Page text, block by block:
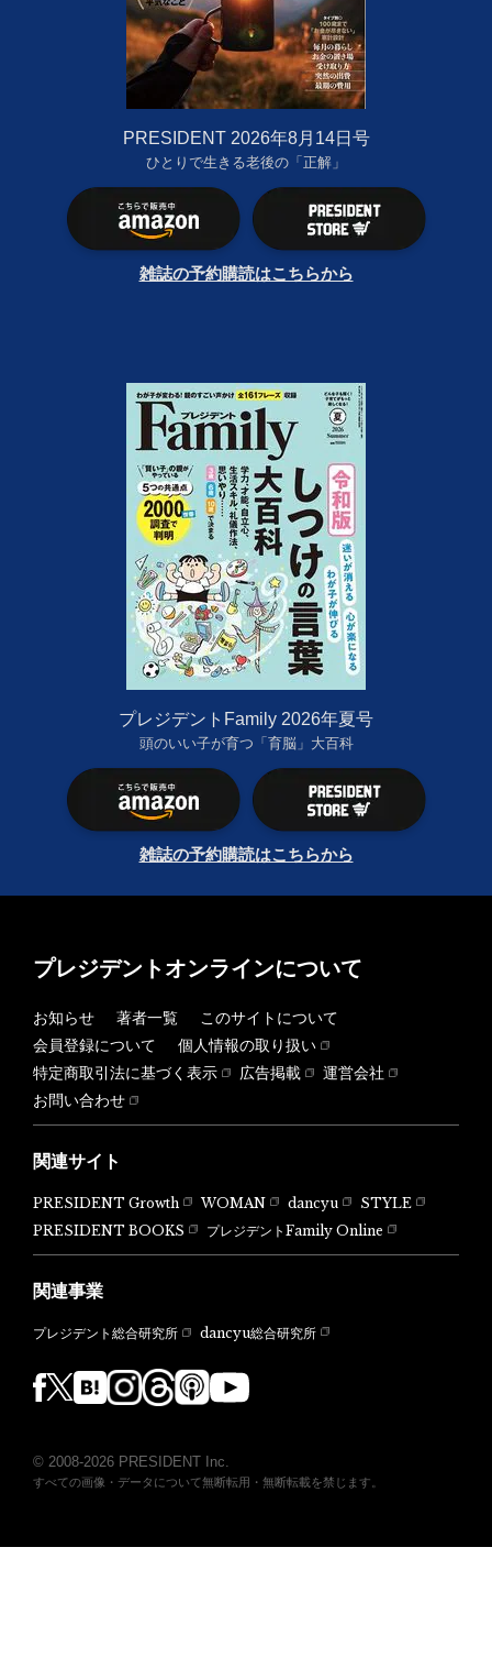
PRESIDENT 2026年8月14日号
ひとりで生きる老後の「正解」
雑誌の予約購読はこちらから
プレジデントFamily 2026年夏号
頭のいい子が育つ「育脳」大百科
雑誌の予約購読はこちらから
プレジデントオンラインについて
お知らせ 著者一覧
このサイトについて
会員登録について
個人情報の取り扱い
特定商取引法に基づく表示
広告掲載
運営会社
お問い合わせ
関連サイト
PRESIDENT Growth WOMAN dancyu
STYLE
PRESIDENT BOOKS
プレジデントFamily Online
関連事業
プレジデント総合研究所 dancyu総合研究所
© 2008-2026 PRESIDENT Inc.
すべての画像・データについて無断転用・無断転載を禁じます。